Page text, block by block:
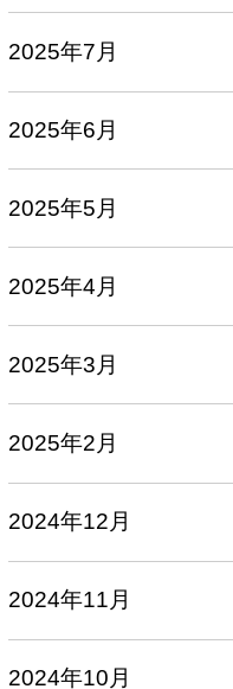
2025年7月
2025年6月
2025年5月
2025年4月
2025年3月
2025年2月
2024年12月
2024年11月
2024年10月